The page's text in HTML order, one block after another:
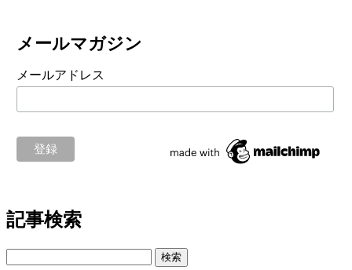
メールマガジン
メールアドレス
記事検索
検索